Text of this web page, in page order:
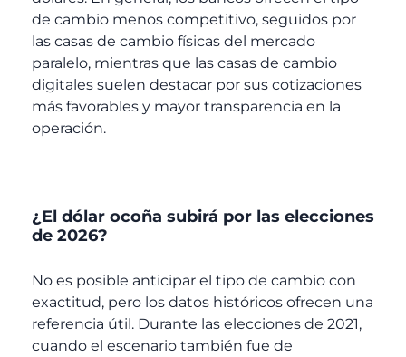
de cambio menos competitivo, seguidos por
las casas de cambio físicas del mercado
paralelo, mientras que las casas de cambio
digitales suelen destacar por sus cotizaciones
más favorables y mayor transparencia en la
operación.
¿El dólar ocoña subirá por las elecciones
de 2026?
No es posible anticipar el tipo de cambio con
exactitud, pero los datos históricos ofrecen una
referencia útil. Durante las elecciones de 2021,
cuando el escenario también fue de